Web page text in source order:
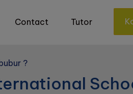
Contact Tutor
?